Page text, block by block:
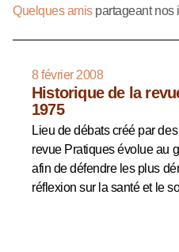
Quelques amispartageant nos
8 février 2008
Historique de la
1975
Lieu de débats créé par
revue Pratiques évolue au
afin de défendre les plus
réflexion sur la santé et le